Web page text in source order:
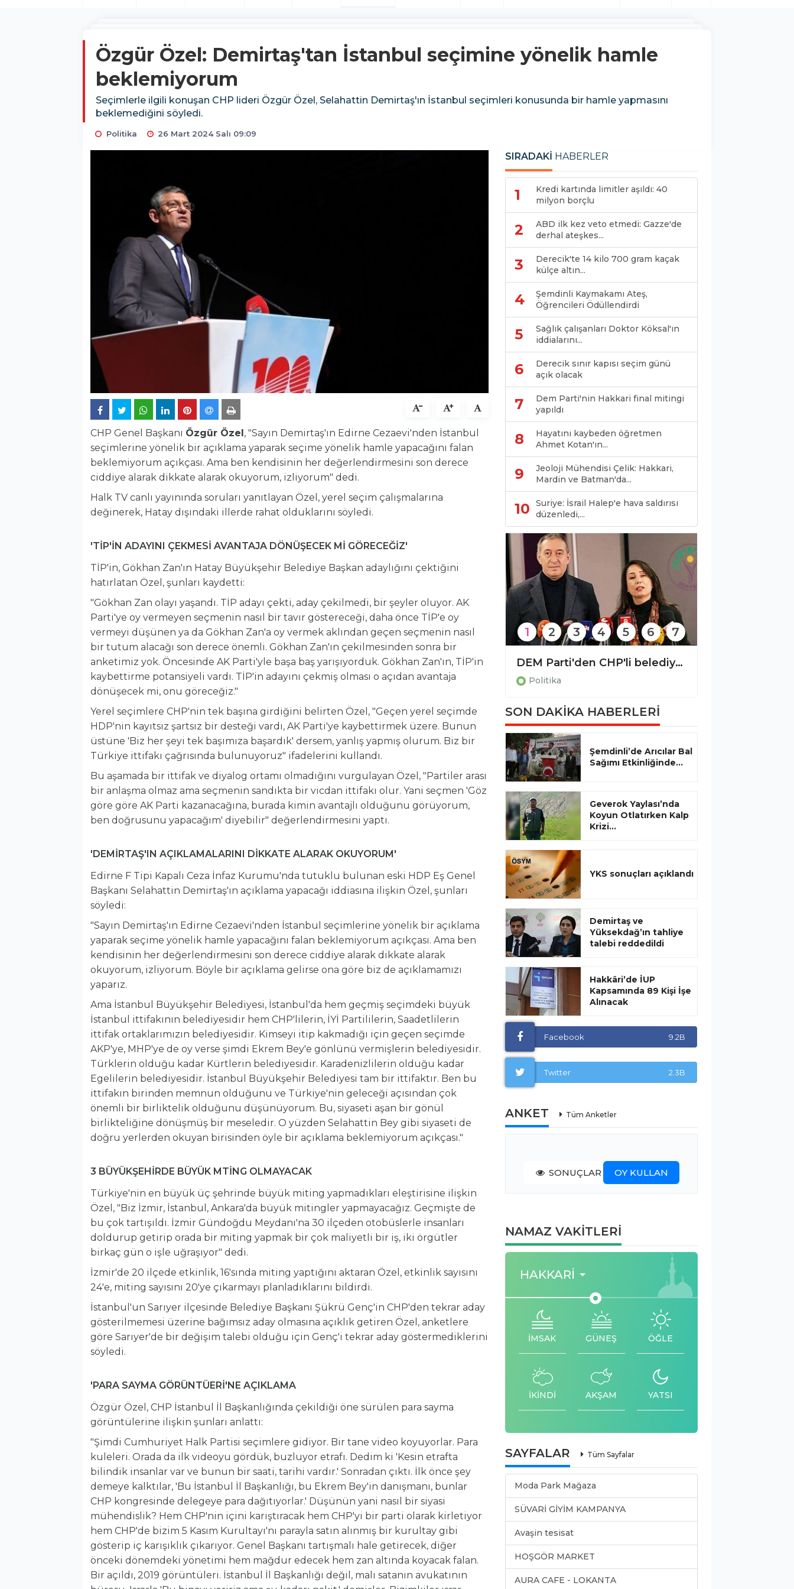
Özgür Özel: Demirtaş'tan İstanbul seçimine yönelik hamle
beklemiyorum
Seçimlerle ilgili konuşan CHP lideri Özgür Özel, Selahattin Demirtaş'ın İstanbul seçimleri konusunda bir hamle yapmasını
beklemediğini söyledi.
Politika 26 Mart 2024 Salı 09:09
CHP Genel Başkanı Özgür Özel , "Sayın Demirtaş'ın Edirne Cezaevi'nden İstanbul
seçimlerine yönelik bir açıklama yaparak seçime yönelik hamle yapacağını falan
beklemiyorum açıkçası. Ama ben kendisinin her değerlendirmesini son derece
ciddiye alarak dikkate alarak okuyorum, izliyorum" dedi.
Halk TV canlı yayınında soruları yanıtlayan Özel, yerel seçim çalışmalarına
değinerek, Hatay dışındaki illerde rahat olduklarını söyledi.
'TİP'İN ADAYINI ÇEKMESİ AVANTAJA DÖNÜŞECEK Mİ GÖRECEĞİZ'
TİP'in, Gökhan Zan'ın Hatay Büyükşehir Belediye Başkan adaylığını çektiğini
hatırlatan Özel, şunları kaydetti:
"Gökhan Zan olayı yaşandı. TİP adayı çekti, aday çekilmedi, bir şeyler oluyor. AK
Parti'ye oy vermeyen seçmenin nasıl bir tavır göstereceği, daha önce TİP'e oy
vermeyi düşünen ya da Gökhan Zan'a oy vermek aklından geçen seçmenin nasıl
bir tutum alacağı son derece önemli. Gökhan Zan'ın çekilmesinden sonra bir
anketimiz yok. Öncesinde AK Parti'yle başa baş yarışıyorduk. Gökhan Zan'ın, TİP'in
kaybettirme potansiyeli vardı. TİP'in adayını çekmiş olması o açıdan avantaja
dönüşecek mi, onu göreceğiz."
Yerel seçimlere CHP'nin tek başına girdiğini belirten Özel, "Geçen yerel seçimde
HDP'nin kayıtsız şartsız bir desteği vardı, AK Parti'ye kaybettirmek üzere. Bunun
üstüne 'Biz her şeyi tek başımıza başardık' dersem, yanlış yapmış olurum. Biz bir
Türkiye ittifakı çağrısında bulunuyoruz" ifadelerini kullandı.
Bu aşamada bir ittifak ve diyalog ortamı olmadığını vurgulayan Özel, "Partiler arası
bir anlaşma olmaz ama seçmenin sandıkta bir vicdan ittifakı olur. Yani seçmen 'Göz
göre göre AK Parti kazanacağına, burada kimin avantajlı olduğunu görüyorum,
ben doğrusunu yapacağım' diyebilir" değerlendirmesini yaptı.
'DEMİRTAŞ'IN AÇIKLAMALARINI DİKKATE ALARAK OKUYORUM'
Edirne F Tipi Kapalı Ceza İnfaz Kurumu'nda tutuklu bulunan eski HDP Eş Genel
Başkanı Selahattin Demirtaş'ın açıklama yapacağı iddiasına ilişkin Özel, şunları
söyledi:
"Sayın Demirtaş'ın Edirne Cezaevi'nden İstanbul seçimlerine yönelik bir açıklama
yaparak seçime yönelik hamle yapacağını falan beklemiyorum açıkçası. Ama ben
kendisinin her değerlendirmesini son derece ciddiye alarak dikkate alarak
okuyorum, izliyorum. Böyle bir açıklama gelirse ona göre biz de açıklamamızı
yaparız.
Ama İstanbul Büyükşehir Belediyesi, İstanbul'da hem geçmiş seçimdeki büyük
İstanbul ittifakının belediyesidir hem CHP'lilerin, İYİ Partililerin, Saadetlilerin
ittifak ortaklarımızın belediyesidir. Kimseyi itip kakmadığı için geçen seçimde
AKP'ye, MHP'ye de oy verse şimdi Ekrem Bey'e gönlünü vermişlerin belediyesidir.
Türklerin olduğu kadar Kürtlerin belediyesidir. Karadenizlilerin olduğu kadar
Egelilerin belediyesidir. İstanbul Büyükşehir Belediyesi tam bir ittifaktır. Ben bu
ittifakın birinden memnun olduğunu ve Türkiye'nin geleceği açısından çok
önemli bir birliktelik olduğunu düşünüyorum. Bu, siyaseti aşan bir gönül
birlikteliğine dönüşmüş bir meseledir. O yüzden Selahattin Bey gibi siyaseti de
doğru yerlerden okuyan birisinden öyle bir açıklama beklemiyorum açıkçası."
3 BÜYÜKŞEHİRDE BÜYÜK MTİNG OLMAYACAK
Türkiye'nin en büyük üç şehrinde büyük miting yapmadıkları eleştirisine ilişkin
Özel, "Biz İzmir, İstanbul, Ankara'da büyük mitingler yapmayacağız. Geçmişte de
bu çok tartışıldı. İzmir Gündoğdu Meydanı'na 30 ilçeden otobüslerle insanları
doldurup getirip orada bir miting yapmak bir çok maliyetli bir iş, iki örgütler
birkaç gün o işle uğraşıyor" dedi.
İzmir'de 20 ilçede etkinlik, 16'sında miting yaptığını aktaran Özel, etkinlik sayısını
24'e, miting sayısını 20'ye çıkarmayı planladıklarını bildirdi.
İstanbul'un Sarıyer ilçesinde Belediye Başkanı Şükrü Genç'in CHP'den tekrar aday
gösterilmemesi üzerine bağımsız aday olmasına açıklık getiren Özel, anketlere
göre Sarıyer'de bir değişim talebi olduğu için Genç'i tekrar aday göstermediklerini
söyledi.
'PARA SAYMA GÖRÜNTÜERİ'NE AÇIKLAMA
Özgür Özel, CHP İstanbul İl Başkanlığında çekildiği öne sürülen para sayma
görüntülerine ilişkin şunları anlattı:
"Şimdi Cumhuriyet Halk Partisi seçimlere gidiyor. Bir tane video koyuyorlar. Para
kuleleri. Orada da ilk videoyu gördük, buzluyor etrafı. Dedim ki 'Kesin etrafta
bilindik insanlar var ve bunun bir saati, tarihi vardır.' Sonradan çıktı. İlk önce şey
demeye kalktılar, 'Bu İstanbul İl Başkanlığı, bu Ekrem Bey'in danışmanı, bunlar
CHP kongresinde delegeye para dağıtıyorlar.' Düşünün yani nasıl bir siyasi
mühendislik? Hem CHP'nin içini karıştıracak hem CHP'yi bir parti olarak kirletiyor
hem CHP'de bizim 5 Kasım Kurultayı'nı parayla satın alınmış bir kurultay gibi
gösterip iç karışıklık çıkarıyor. Genel Başkanı tartışmalı hale getirecek, diğer
önceki dönemdeki yönetimi hem mağdur edecek hem zan altında koyacak falan.
Bir açıldı, 2019 görüntüleri. İstanbul İl Başkanlığı değil, malı satanın avukatının
SIRADAKİ HABERLER
1
Kredi kartında limitler aşıldı: 40
milyon borçlu
2
ABD ilk kez veto etmedi: Gazze'de
derhal ateşkes...
3
Derecik'te 14 kilo 700 gram kaçak
külçe altın...
4
Şemdinli Kaymakamı Ateş,
Öğrencileri Ödüllendirdi
5
Sağlık çalışanları Doktor Köksal'ın
iddialarını...
6
Derecik sınır kapısı seçim günü
açık olacak
7
Dem Parti'nin Hakkari final mitingi
yapıldı
8
Hayatını kaybeden öğretmen
Ahmet Kotan'ın...
9
Jeoloji Mühendisi Çelik: Hakkari,
Mardin ve Batman'da...
10
Suriye: İsrail Halep'e hava saldırısı
düzenledi,...
Politika
DEM Parti'den CHP'li belediyelere yönelik operasyona tepki
Politika
1 2 3 4 5 6 7
SON DAKİKA HABERLERİ
Şemdinli’de Arıcılar Bal
Sağımı Etkinliğinde...
Geverok Yaylası’nda
Koyun Otlatırken Kalp
Krizi...
YKS sonuçları açıklandı
Demirtaş ve
Yüksekdağ’ın tahliye
talebi reddedildi
Hakkâri’de İUP
Kapsamında 89 Kişi İşe
Alınacak
Facebook 9.2B
Twitter 2.3B
ANKET Tüm Anketler
SONUÇLAR OY KULLAN
NAMAZ VAKİTLERİ
HAKKARI
İMSAK GÜNEŞ ÖĞLE
İKİNDİ AKŞAM YATSI
SAYFALAR Tüm Sayfalar
Moda Park Mağaza
SÜVARİ GİYİM KAMPANYA
Avaşin tesisat
HOŞGÖR MARKET
AURA CAFE - LOKANTA